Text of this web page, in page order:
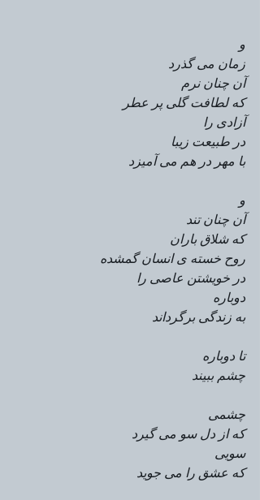
و
زمان می گذرد
آن چنان نرم
که لطافت گلی پر عطر
آزادی را
در طبیعت زیبا
با مهر در هم می آمیزد
و
آن چنان تند
که شلاق باران
روح خسته ی انسان گمشده
در خویشتن عاصی را
دوباره
به زندگی برگرداند
تا دوباره
چشم ببیند
چشمی
که از دل سو می گیرد
سویی
که عشق را می جوید